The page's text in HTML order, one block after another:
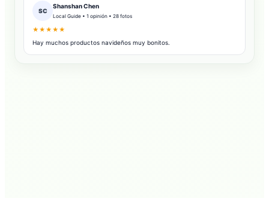
SC
Shanshan Chen
Local Guide • 1 opinión • 28 fotos
★★★★★
Hay muchos productos navideños muy bonitos.